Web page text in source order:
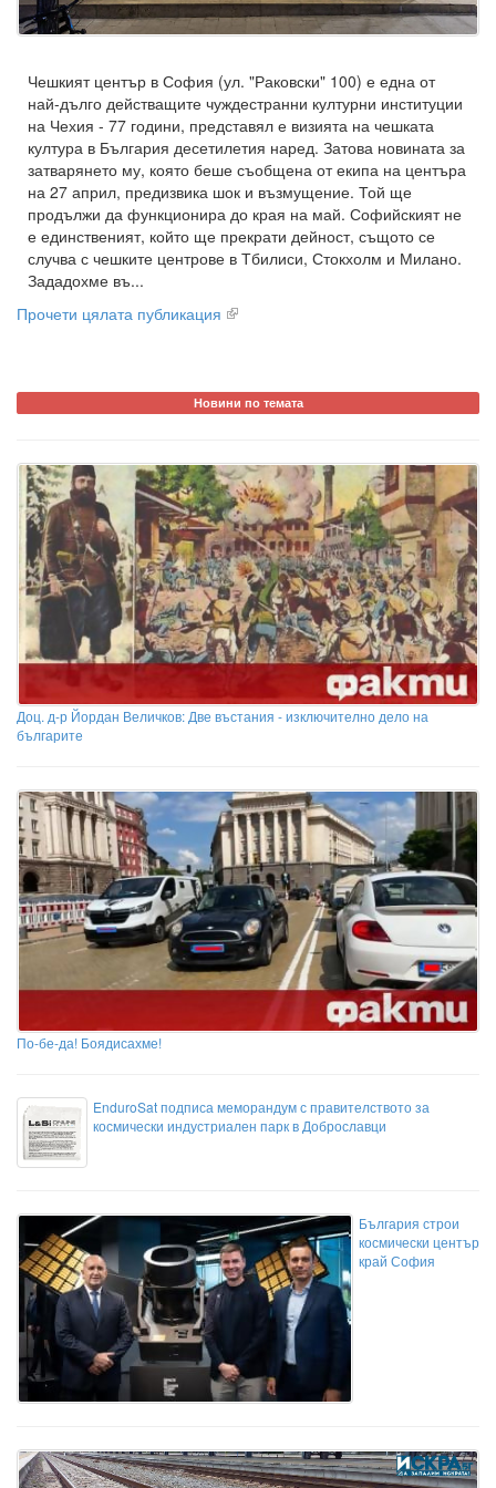
Чешкият център в София (ул. "Раковски" 100) е една от
най-дълго действащите чуждестранни културни институции
на Чехия - 77 години, представял е визията на чешката
култура в България десетилетия наред. Затова новината за
затварянето му, която беше съобщена от екипа на центъра
на 27 април, предизвика шок и възмущение. Той ще
продължи да функционира до края на май. Софийският не
е единственият, който ще прекрати дейност, същото се
случва с чешките центрове в Тбилиси, Стокхолм и Милано.
Зададохме въ...
Прочети цялата публикация
Новини по темата
Доц. д-р Йордан Величков: Две въстания - изключително дело на
българите
По-бе-да! Боядисахме!
EnduroSat подписа меморандум с правителството за
космически индустриален парк в Доброславци
България строи
космически център
край София